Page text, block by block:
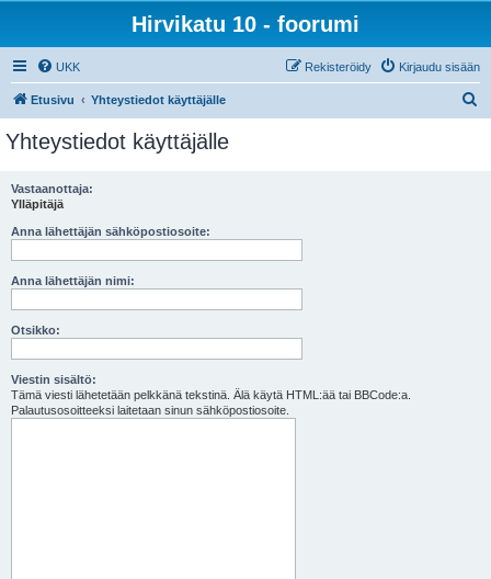
Hirvikatu 10 - foorumi
UKK Kirjaudu sisään
Rekisteröidy
Etusivu Yhteystiedot käyttäjälle
Yhteystiedot käyttäjälle
Vastaanottaja:
Ylläpitäjä
Anna lähettäjän sähköpostiosoite:
Anna lähettäjän nimi:
Otsikko:
Viestin sisältö:
Tämä viesti lähetetään pelkkänä tekstinä. Älä käytä HTML:ää tai BBCode:a.
Palautusosoitteeksi laitetaan sinun sähköpostiosoite.